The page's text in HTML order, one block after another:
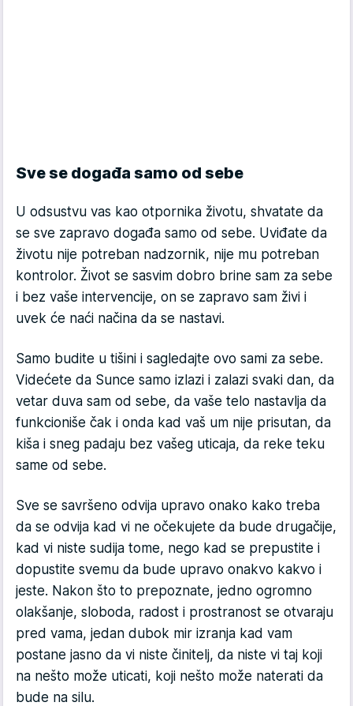
Sve se događa samo od sebe
U odsustvu vas kao otpornika životu, shvatate da
se sve zapravo događa samo od sebe. Uviđate da
životu nije potreban nadzornik, nije mu potreban
kontrolor. Život se sasvim dobro brine sam za sebe
i bez vaše intervencije, on se zapravo sam živi i
uvek će naći načina da se nastavi.
Samo budite u tišini i sagledajte ovo sami za sebe.
Videćete da Sunce samo izlazi i zalazi svaki dan, da
vetar duva sam od sebe, da vaše telo nastavlja da
funkcioniše čak i onda kad vaš um nije prisutan, da
kiša i sneg padaju bez vašeg uticaja, da reke teku
same od sebe.
Sve se savršeno odvija upravo onako kako treba
da se odvija kad vi ne očekujete da bude drugačije,
kad vi niste sudija tome, nego kad se prepustite i
dopustite svemu da bude upravo onakvo kakvo i
jeste. Nakon što to prepoznate, jedno ogromno
olakšanje, sloboda, radost i prostranost se otvaraju
pred vama, jedan dubok mir izranja kad vam
postane jasno da vi niste činitelj, da niste vi taj koji
na nešto može uticati, koji nešto može naterati da
bude na silu.